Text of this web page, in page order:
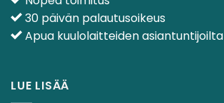
30 päivän palautusoikeus
Apua kuulolaitteiden asiantuntijoilta
LUE LISÄÄ